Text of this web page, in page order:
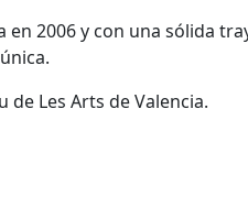
en 2006 y con una sólida
de Les Arts de Valencia.